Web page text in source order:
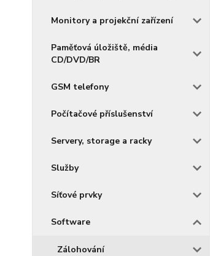
Monitory a projekční zařízení
Paměťová úložiště, média
CD/DVD/BR
GSM telefony
Počítačové příslušenství
Servery, storage a racky
Služby
Síťové prvky
Software
Zálohování